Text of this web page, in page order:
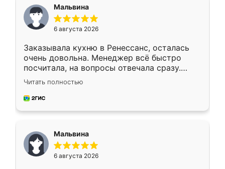
Мальвина
6 августа 2026
Заказывала кухню в Ренессанс, осталась
очень довольна. Менеджер всё быстро
посчитала, на вопросы отвечала сразу.
Замерщик приехал в субботу, подошёл к
делу со всей ответственностью. Собрали
за день, ребята работали аккуратно, даже
Читать полностью
Мальвина
6 августа 2026